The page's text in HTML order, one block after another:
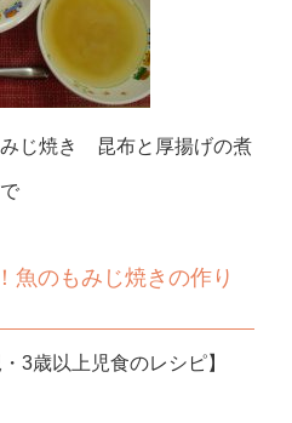
じ焼き 昆布と厚揚げの煮
魚のもみじ焼きの作り
3歳以上児食のレシピ】